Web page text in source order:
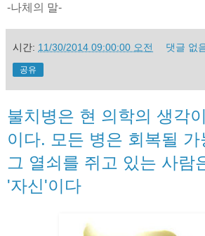
-나체의 말-
시간: 11/30/2014 09:00:00 오전 댓글 없
공유
불치병은 현 의학의 생각
이다. 모든 병은 회복될 가
그 열쇠를 쥐고 있는 사람
'자신'이다